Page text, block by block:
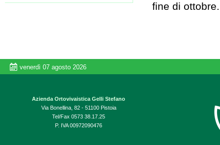
fine di ottobre.
venerdì 07 agosto 2026
Azienda Ortovivaistica Gelli Stefano
Via Bonellina, 82 - 51100 Pistoia
Tel/Fax 0573 38.17.25
P. IVA 00972090476